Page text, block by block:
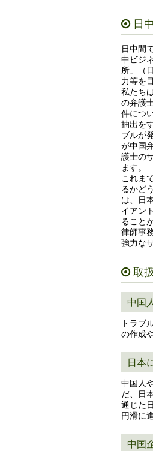
日
日中間
中ビジ
所」（
力等を
私たち
の弁護
件につ
抽出を
ブルが
が中国
護士の
ます。
これま
るかど
は、日
イアン
ること
律師事
強力な
取
中国
トラブ
の作成
日本
中国人
だ、日
通じた
円滑に
中国